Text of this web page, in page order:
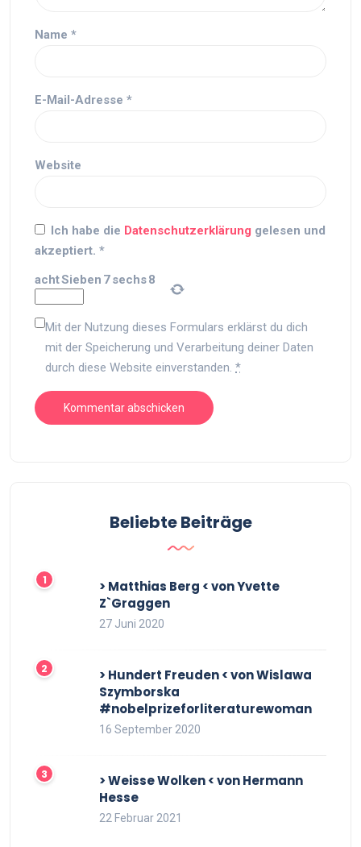
Name *
E-Mail-Adresse *
Website
Ich habe die Datenschutzerklärung gelesen und
akzeptiert. *
achtSieben 7sechs8
Mit der Nutzung dieses Formulars erklärst du dich
mit der Speicherung und Verarbeitung deiner Daten
durch diese Website einverstanden. *
Beliebte Beiträge
> Matthias Berg < von Yvette
Z`Graggen
27 Juni 2020
> Hundert Freuden < von Wislawa
Szymborska
#nobelprizeforliteraturewoman
16 September 2020
> Weisse Wolken < von Hermann
Hesse
22 Februar 2021